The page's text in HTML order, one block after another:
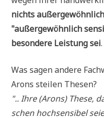
nichts
"außer­ge­wöhn­lich
beson­de­re Lei­stung sei.
Was sagen ande­re
Arons stei­len Thesen?
".. Ihre (Arons) The­se,
schen hoch­sen­si­bel